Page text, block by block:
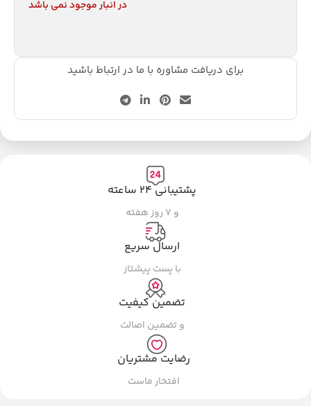
در انبار موجود نمی باشد
برای دریافت مشاوره با ما در ارتباط باشید
پشتیبانی ۲۴ ساعته
و ۷ روز هفته
ارسال سریع
با پست پیشتاز
تضمین کیفیت
و تضمین اصالت
رضایت مشتریان
افتخار ماست